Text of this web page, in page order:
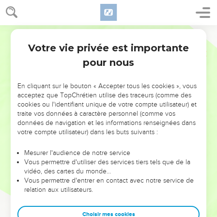
NE MANQUEZ PAS L’ÉVÉNEMENT
DE L’ANNÉE !
ET SI LEURS ERREURS POUVAIENT VOUS ÉVITER LES
VOTRES ?
leur foi ou leur vision. Mais on voit moins les doutes, les erreurs
et les saisons difficiles qu'ils ont traversés, alors même que ce
sont elles qui les ont façonnés.
Dans cette conférence, leaders, entrepreneurs, et responsables
clés pour avancer avec plus de sagesse afin que leurs erreurs
Votre vie privée est importante
pour nous
En cliquant sur le bouton « Accepter tous les cookies », vous
acceptez que TopChrétien utilise des traceurs (comme des
cookies ou l'identifiant unique de votre compte utilisateur) et
traite vos données à caractère personnel (comme vos
données de navigation et les informations renseignées dans
votre compte utilisateur) dans les buts suivants :
Mesurer l'audience de notre service
Vous permettre d'utiliser des services tiers tels que de la
vidéo, des cartes du monde…
Vous permettre d'entrer en contact avec notre service de
relation aux utilisateurs.
Choisir mes cookies